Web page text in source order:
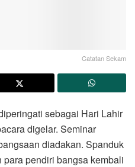
Catatan Sekam
sebagai Hari Lahir
digelar. Seminar
diadakan. Spanduk
pendiri bangsa kembali